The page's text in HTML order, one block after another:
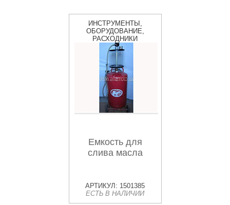
ИНСТРУМЕНТЫ,
ОБОРУДОВАНИЕ,
РАСХОДНИКИ
Емкость для
слива масла
АРТИКУЛ: 1501385
ЕСТЬ В НАЛИЧИИ